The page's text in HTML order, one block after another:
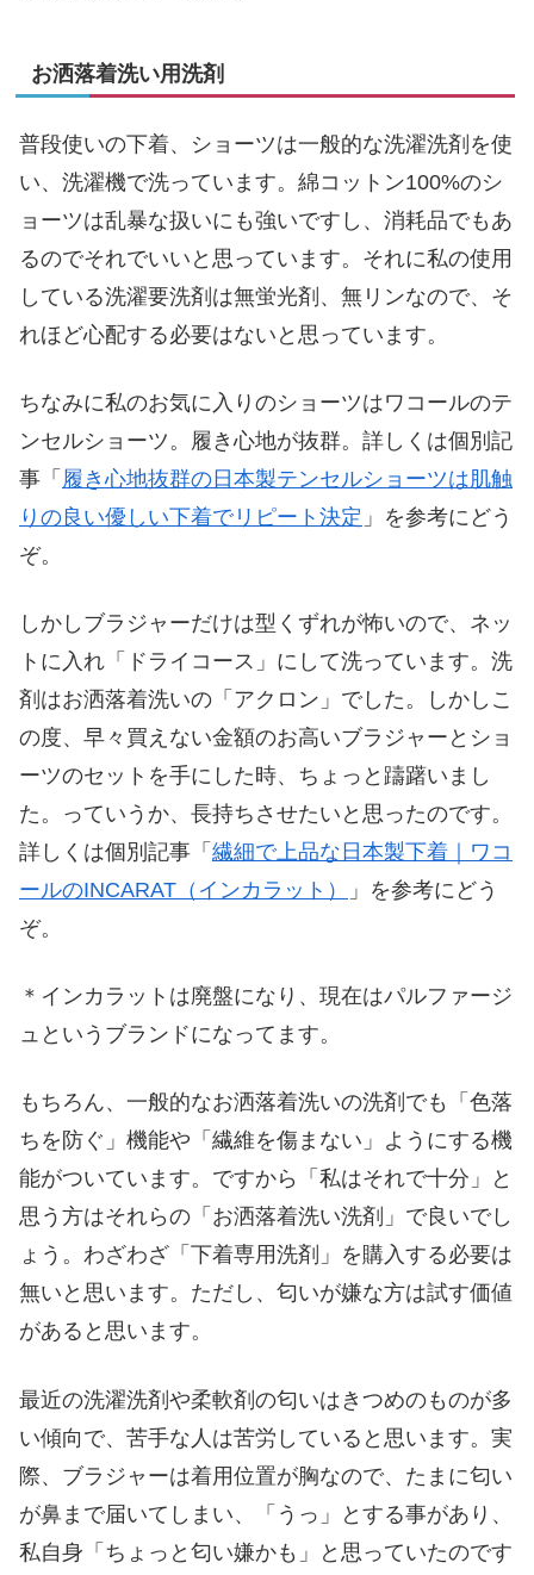
お洒落着洗い用洗剤
普段使いの下着、ショーツは一般的な洗濯洗剤を使
い、洗濯機で洗っています。綿コットン100%のシ
ョーツは乱暴な扱いにも強いですし、消耗品でもあ
るのでそれでいいと思っています。それに私の使用
している洗濯要洗剤は無蛍光剤、無リンなので、そ
れほど心配する必要はないと思っています。
ちなみに私のお気に入りのショーツはワコールのテ
ンセルショーツ。履き心地が抜群。詳しくは個別記
事「 履き心地抜群の日本製テンセルショーツは肌触
りの良い優しい下着でリピート決定 」を参考にどう
ぞ。
しかしブラジャーだけは型くずれが怖いので、ネッ
トに入れ「ドライコース」にして洗っています。洗
剤はお洒落着洗いの「アクロン」でした。しかしこ
の度、早々買えない金額のお高いブラジャーとショ
ーツのセットを手にした時、ちょっと躊躇いまし
た。っていうか、長持ちさせたいと思ったのです。
詳しくは個別記事「 繊細で上品な日本製下着｜ワコ
ールのINCARAT（インカラット）
」を参考にどう
ぞ。
＊インカラットは廃盤になり、現在はパルファージ
ュというブランドになってます。
もちろん、一般的なお洒落着洗いの洗剤でも「色落
ちを防ぐ」機能や「繊維を傷まない」ようにする機
能がついています。ですから「私はそれで十分」と
思う方はそれらの「お洒落着洗い洗剤」で良いでし
ょう。わざわざ「下着専用洗剤」を購入する必要は
無いと思います。ただし、匂いが嫌な方は試す価値
があると思います。
最近の洗濯洗剤や柔軟剤の匂いはきつめのものが多
い傾向で、苦手な人は苦労していると思います。実
際、ブラジャーは着用位置が胸なので、たまに匂い
が鼻まで届いてしまい、「うっ」とする事があり、
私自身「ちょっと匂い嫌かも」と思っていたのです